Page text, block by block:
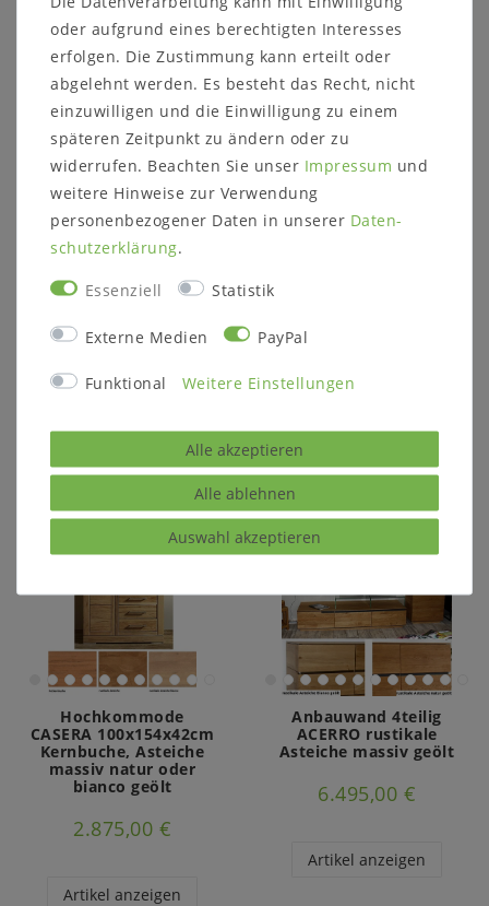
Esszimmerschrank
CASERA 100x154x42cm
Kernbuche, Asteiche
bianco geölt
2.061,00 €
Hochkommode
CASERA 100x154x42cm
Kernbuche, Asteiche
massiv natur oder
bianco geölt
2.875,00 €
Artikel anzeigen
Anbauwand 4teilig
ACERRO rustikale
Asteiche massiv geölt
6.495,00 €
Artikel anzeigen
oder aufgrund eines berechtigten Interesses
erfolgen. Die Zustimmung kann erteilt oder
abgelehnt werden. Es besteht das Recht, nicht
einzuwilligen und die Einwilligung zu einem
späteren Zeitpunkt zu ändern oder zu
widerrufen. Beachten Sie unser Impressum und
weitere Hinweise zur Verwendung
personenbezogener Daten in unserer Daten­
schutz­erklärung.
Essenziell Statistik
Externe Medien PayPal
Funktional Weitere Einstellungen
Alle akzeptieren
Alle ablehnen
Auswahl akzeptieren